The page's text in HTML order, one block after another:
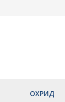
ОХРИД